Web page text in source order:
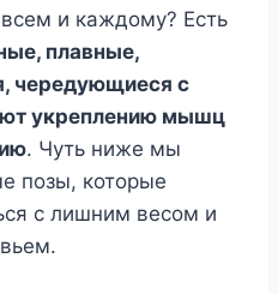
и каждому? Есть
плавные,
чередующиеся с
укреплению мышц
. Чуть ниже мы
позы, которые
с лишним весом и